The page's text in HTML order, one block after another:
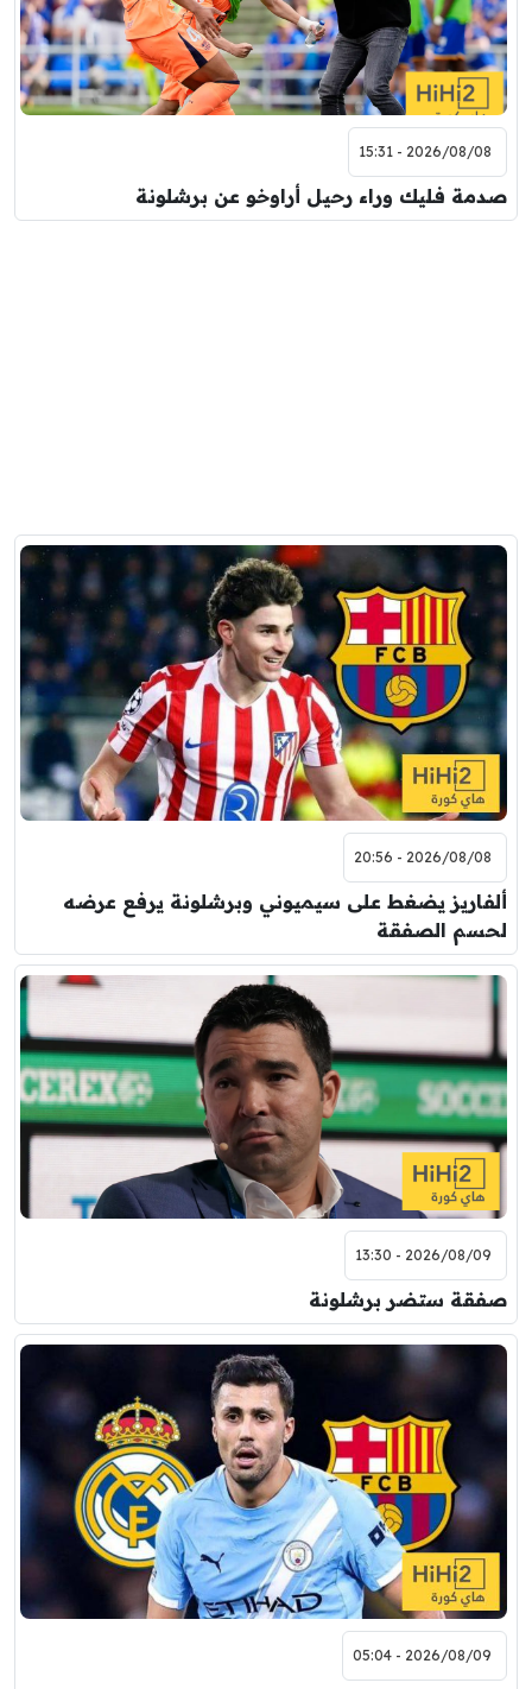
2026/08/08 - 15:31
صدمة فليك وراء رحيل أراوخو عن برشلونة
2026/08/08 - 20:56
ألفاريز يضغط على سيميوني وبرشلونة يرفع عرضه
لحسم الصفقة
2026/08/09 - 13:30
صفقة ستضر برشلونة
2026/08/09 - 05:04